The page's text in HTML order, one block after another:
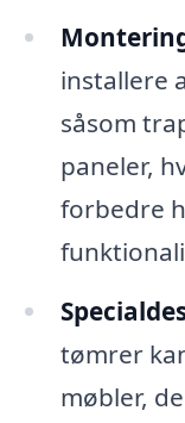
installere
såsom
paneler,
forbedre
tømrer
møbler,